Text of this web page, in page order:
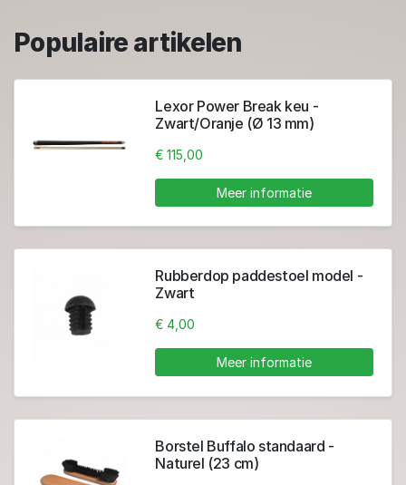
Populaire artikelen
Lexor Power Break keu -
Zwart/Oranje (Ø 13 mm)
€ 115,00
Meer informatie
Rubberdop paddestoel model -
Zwart
€ 4,00
Meer informatie
Borstel Buffalo standaard -
Naturel (23 cm)